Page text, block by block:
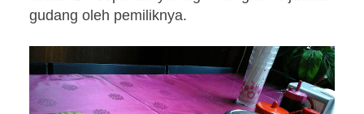
gudang oleh pemiliknya.